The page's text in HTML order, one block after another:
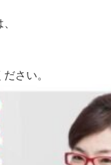
さい。